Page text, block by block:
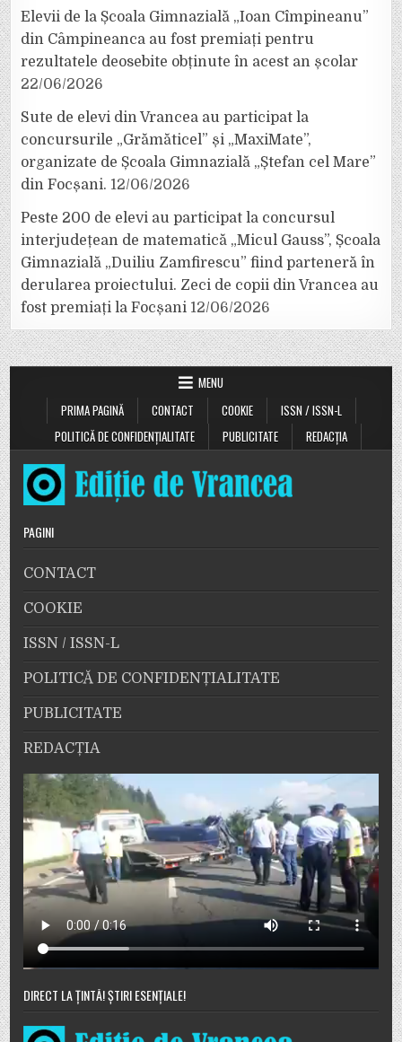
Elevii de la Școala Gimnazială „Ioan Cîmpineanu”
din Câmpineanca au fost premiați pentru
rezultatele deosebite obținute în acest an școlar
22/06/2026
Sute de elevi din Vrancea au participat la
concursurile „Grămăticel” și „MaxiMate”,
organizate de Școala Gimnazială „Ștefan cel Mare”
din Focșani. 12/06/2026
Peste 200 de elevi au participat la concursul
interjudețean de matematică „Micul Gauss”, Școala
Gimnazială „Duiliu Zamfirescu” fiind parteneră în
derularea proiectului. Zeci de copii din Vrancea au
fost premiați la Focșani 12/06/2026
MENU
PRIMA PAGINĂ
CONTACT COOKIE
ISSN / ISSN-L
POLITICĂ DE CONFIDENȚIALITATE
PUBLICITATE REDACȚIA
PAGINI
CONTACT
COOKIE
ISSN / ISSN-L
POLITICĂ DE CONFIDENȚIALITATE
PUBLICITATE
REDACȚIA
DIRECT LA ȚINTĂ! ȘTIRI ESENȚIALE!